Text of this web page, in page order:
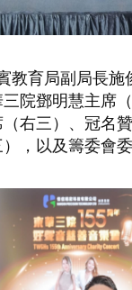
教育局副局長施
三院鄧明慧主席
右三）、冠名
，以及籌委會